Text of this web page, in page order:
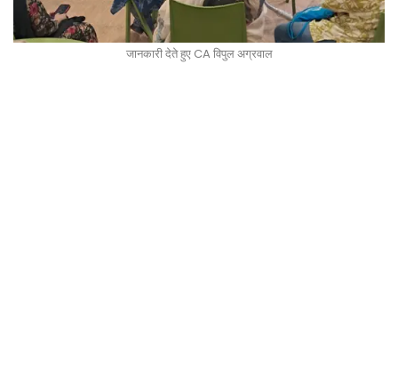
जानकारी देते हुए CA विपुल अग्रवाल